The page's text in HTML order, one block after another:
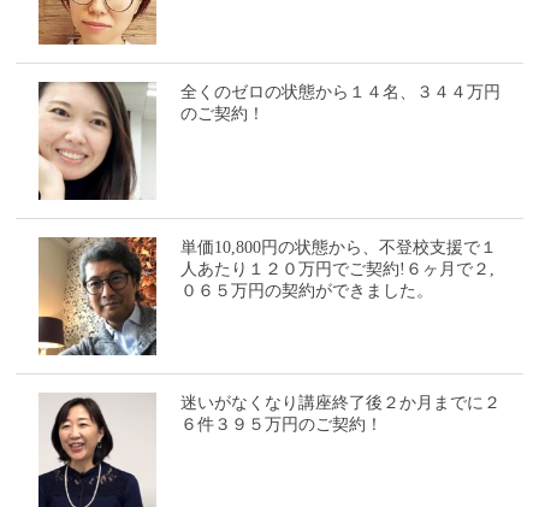
全くのゼロの状態から１４名、３４４万円
のご契約！
単価10,800円の状態から、不登校支援で１
人あたり１２０万円でご契約!６ヶ月で２,
０６５万円の契約ができました。
迷いがなくなり講座終了後２か月までに２
６件３９５万円のご契約！